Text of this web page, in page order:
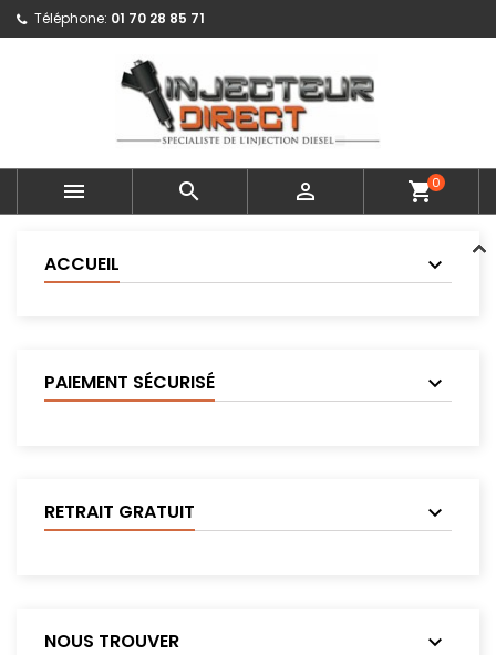
Téléphone: 01 70 28 85 71
   shopping_cart0
ACCUEIL
PAIEMENT SÉCURISÉ
RETRAIT GRATUIT
NOUS TROUVER